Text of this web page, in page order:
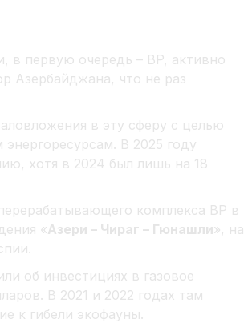
в первую очередь – BP, активно
Азербайджана, что не раз
в эту сферу с целью
В 2025 году
хотя в 2024 был лишь на 18
комплекса BP в
«Азери – Чираг – Гюнашли», на
об инвестициях в газовое
В 2021 и 2022 годах там
к гибели экофауны.